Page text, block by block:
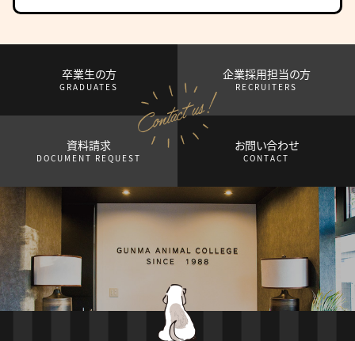
卒業生の方
GRADUATES
企業採用担当の方
RECRUITERS
資料請求
DOCUMENT REQUEST
お問い合わせ
CONTACT